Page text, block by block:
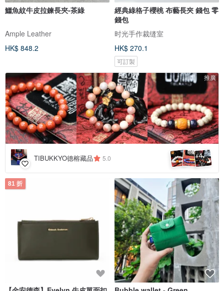
鱷魚紋牛皮拉鍊長夾-茶綠
Ample Leather
HK$ 848.2
經典綠格子櫻桃 布藝長夾 錢包 零
錢包
时光手作裁缝室
HK$ 270.1
可訂製
推廣
TIBUKKYO德榕藏品 5.0 +4
81 折